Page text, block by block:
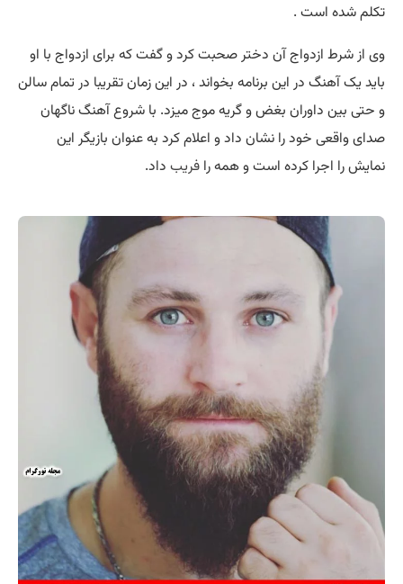
تکلم شده است .
وی از شرط ازدواج آن دختر صحبت کرد و گفت که برای ازدواج با او
باید یک آهنگ در این برنامه بخواند ، در این زمان تقریبا در تمام سالن
و حتی بین داوران بغض و گریه موج میزد. با شروع آهنگ ناگهان
صدای واقعی خود را نشان داد و اعلام کرد به عنوان بازیگر این
نمایش را اجرا کرده است و همه را فریب داد.